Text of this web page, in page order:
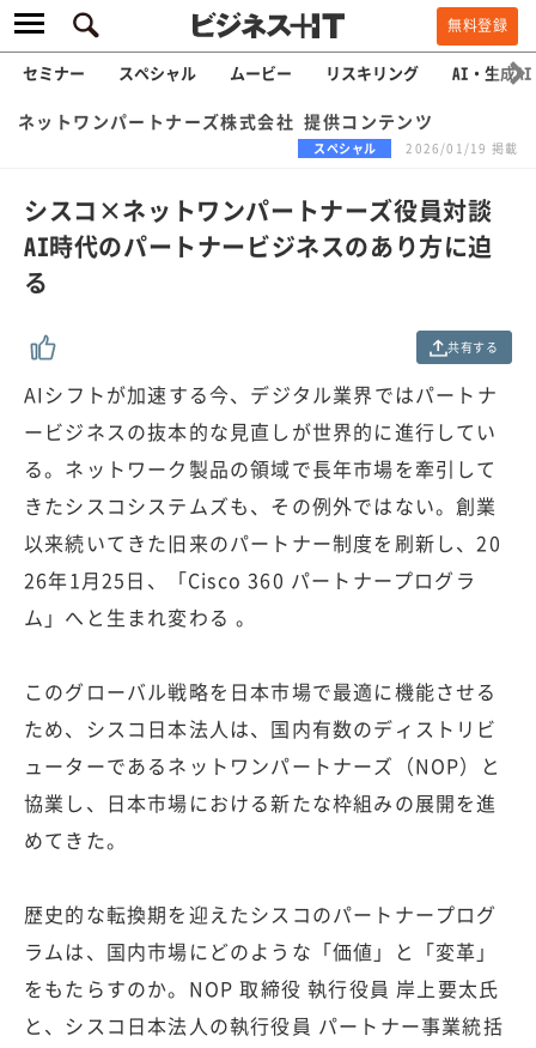
無料登録
セミナー スペシャル ムービー リスキリング AI・生成AI
ネットワンパートナーズ株式会社 提供コンテンツ
スペシャル 2026/01/19 掲載
シスコ×ネットワンパートナーズ役員対談
AI時代のパートナービジネスのあり方に迫
る
共有する
AIシフトが加速する今、デジタル業界ではパートナ
ービジネスの抜本的な見直しが世界的に進行してい
る。ネットワーク製品の領域で長年市場を牽引して
きたシスコシステムズも、その例外ではない。創業
以来続いてきた旧来のパートナー制度を刷新し、20
26年1月25日、「Cisco 360 パートナープログラ
ム」へと生まれ変わる 。
このグローバル戦略を日本市場で最適に機能させる
ため、シスコ日本法人は、国内有数のディストリビ
ューターであるネットワンパートナーズ（NOP）と
協業し、日本市場における新たな枠組みの展開を進
めてきた。
歴史的な転換期を迎えたシスコのパートナープログ
ラムは、国内市場にどのような「価値」と「変革」
をもたらすのか。NOP 取締役 執行役員 岸上要太氏
と、シスコ日本法人の執行役員 パートナー事業統括